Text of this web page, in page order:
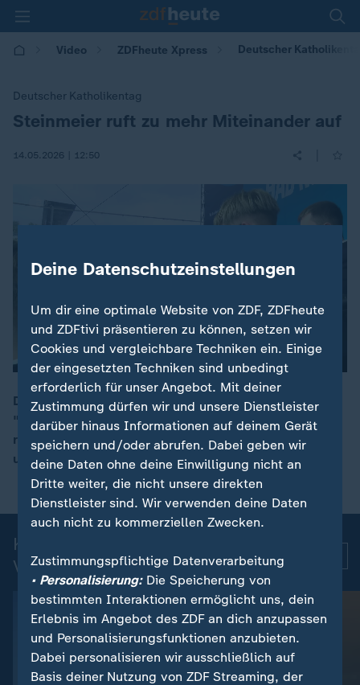
Video ZDFheute Xpress Deutscher
Deutscher Katholikentag
:
Steinmeier ruft zu mehr Miteinander auf
14.05.2026 | 12:50
00:07
Der diesjährige Katholikentag findet unter dem Motto
"Hab Mut, steh auf!" in Würzburg statt. Zum Auftakt
rief Bundespräsident Steinmeier zu mehr Miteinander
und Zuversicht auf.
Kurznachrichten: Aktuelle
Videos
Deine Datenschutzeinstellungen
Um dir eine optimale Website von ZDF, ZDFheute
und ZDFtivi präsentieren zu können, setzen wir
Cookies und vergleichbare Techniken ein. Einige
der eingesetzten Techniken sind unbedingt
erforderlich für unser Angebot. Mit deiner
Zustimmung dürfen wir und unsere Dienstleister
darüber hinaus Informationen auf deinem Gerät
speichern und/oder abrufen. Dabei geben wir
deine Daten ohne deine Einwilligung nicht an
Dritte weiter, die nicht unsere direkten
Dienstleister sind. Wir verwenden deine Daten
auch nicht zu kommerziellen Zwecken.
Zustimmungspflichtige Datenverarbeitung
• Personalisierung:Die Speicherung von
bestimmten Interaktionen ermöglicht uns, dein
Erlebnis im Angebot des ZDF an dich anzupassen
und Personalisierungsfunktionen anzubieten.
Dabei personalisieren wir ausschließlich auf
Basis deiner Nutzung von ZDF Streaming, der